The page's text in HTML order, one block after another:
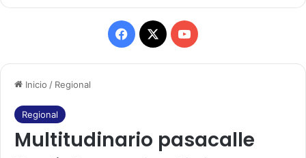
Inicio / Regional
Regional
Multitudinario pasacalle
F
a
b
X
Y
o
u